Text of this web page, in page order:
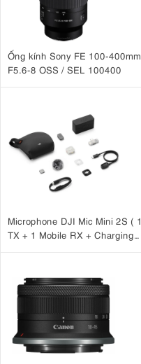
Ống kính Sony FE 100-400mm
F5.6-8 OSS / SEL 100400
Microphone DJI Mic Mini 2S ( 1
TX + 1 Mobile RX + Charging